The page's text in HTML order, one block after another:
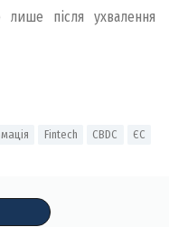
після ухвалення
Fintech CBDC ЄС